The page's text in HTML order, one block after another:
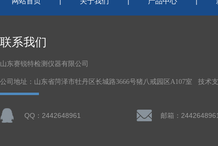
联系我们
山东赛锐特检测仪器有限公司
公司地址：山东省菏泽市牡丹区长城路3666号猪八戒园区A107室 技术
QQ：2442648961 邮箱：